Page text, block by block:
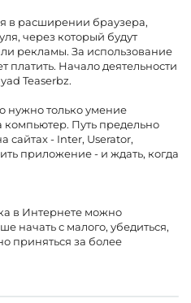
в расширении браузера,
через который будут
рекламы. За использование
платить. Начало деятельности
Teaserbz.
нужно только умение
компьютер. Путь предельно
сайтах - Inter, Userator,
приложение - и ждать, когда
в Интернете можно
начать с малого, убедиться,
приняться за более